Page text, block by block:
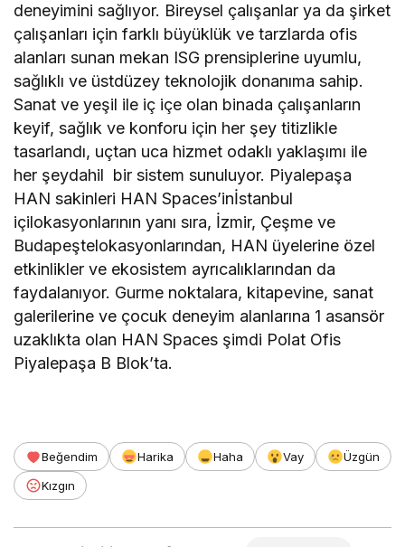
deneyimini sağlıyor. Bireysel çalışanlar ya da şirket
çalışanları için farklı büyüklük ve tarzlarda ofis
alanları sunan mekan ISG prensiplerine uyumlu,
sağlıklı ve üstdüzey teknolojik donanıma sahip.
Sanat ve yeşil ile iç içe olan binada çalışanların
keyif, sağlık ve konforu için her şey titizlikle
tasarlandı, uçtan uca hizmet odaklı yaklaşımı ile
her şeydahil bir sistem sunuluyor. Piyalepaşa
HAN sakinleri HAN Spaces’inİstanbul
içilokasyonlarının yanı sıra, İzmir, Çeşme ve
Budapeştelokasyonlarından, HAN üyelerine özel
etkinlikler ve ekosistem ayrıcalıklarından da
faydalanıyor. Gurme noktalara, kitapevine, sanat
galerilerine ve çocuk deneyim alanlarına 1 asansör
uzaklıkta olan HAN Spaces şimdi Polat Ofis
Piyalepaşa B Blok’ta.
Beğendim Harika Haha Vay
Üzgün
Kızgın